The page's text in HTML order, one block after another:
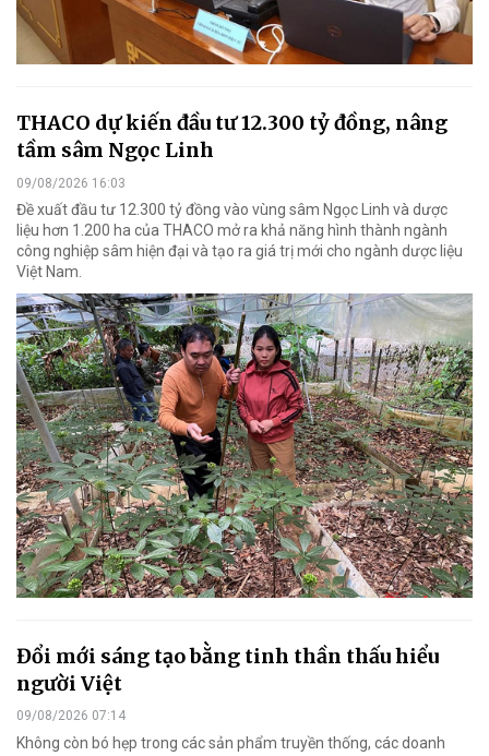
THACO dự kiến đầu tư 12.300 tỷ đồng, nâng
tầm sâm Ngọc Linh
09/08/2026 16:03
Đề xuất đầu tư 12.300 tỷ đồng vào vùng sâm Ngọc Linh và dược
liệu hơn 1.200 ha của THACO mở ra khả năng hình thành ngành
công nghiệp sâm hiện đại và tạo ra giá trị mới cho ngành dược liệu
Việt Nam.
Đổi mới sáng tạo bằng tinh thần thấu hiểu
người Việt
09/08/2026 07:14
Không còn bó hẹp trong các sản phẩm truyền thống, các doanh